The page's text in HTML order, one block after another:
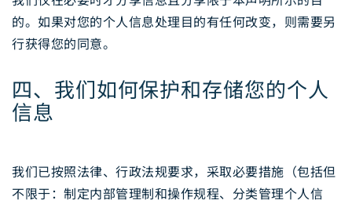
的。如果对您的个人信息处理目的有任何改变，则需要另
行获得您的同意。
四、我们如何保护和存储您的个人
信息
我们已按照法律、行政法规要求，采取必要措施（包括但
不限于：制定内部管理制和操作规程、分类管理个人信